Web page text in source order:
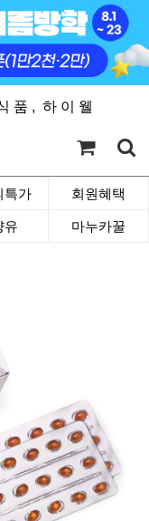
품 , 하 이 웰
특가 회원혜택
유 마누카꿀